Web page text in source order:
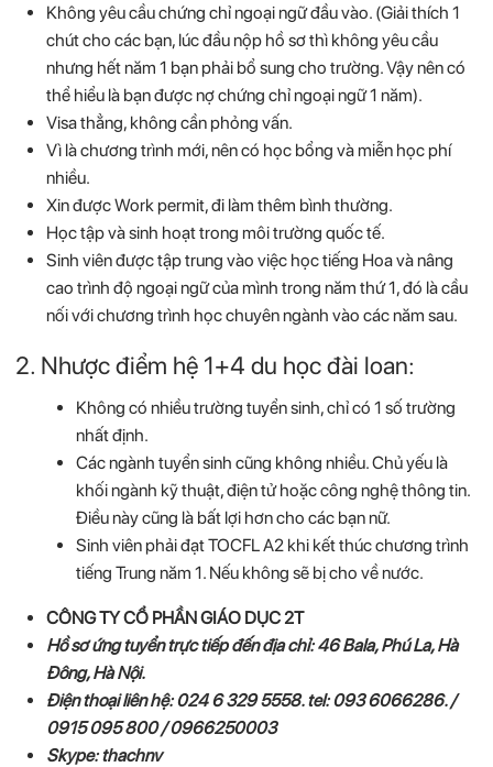
Không yêu cầu chứng chỉ ngoại ngữ đầu vào. (Giải thích 1
chút cho các bạn, lúc đầu nộp hồ sơ thì không yêu cầu
nhưng hết năm 1 bạn phải bổ sung cho trường. Vậy nên có
thể hiểu là bạn được nợ chứng chỉ ngoại ngữ 1 năm).
Visa thẳng, không cần phỏng vấn.
Vì là chương trình mới, nên có học bổng và miễn học phí
nhiều.
Xin được Work permit, đi làm thêm bình thường.
Học tập và sinh hoạt trong môi trường quốc tế.
Sinh viên được tập trung vào việc học tiếng Hoa và nâng
cao trình độ ngoại ngữ của mình trong năm thứ 1, đó là cầu
nối với chương trình học chuyên ngành vào các năm sau.
2. Nhược điểm hệ 1+4 du học đài loan:
Không có nhiều trường tuyển sinh, chỉ có 1 số trường
nhất định.
Các ngành tuyển sinh cũng không nhiều. Chủ yếu là
khối ngành kỹ thuật, điện tử hoặc công nghệ thông tin.
Điều này cũng là bất lợi hơn cho các bạn nữ.
Sinh viên phải đạt TOCFL A2 khi kết thúc chương trình
tiếng Trung năm 1. Nếu không sẽ bị cho về nước.
CÔNG TY CỔ PHẦN GIÁO DỤC 2T
Hồ sơ ứng tuyển trực tiếp đến địa chỉ: 46 Bala, Phú La, Hà
Đông, Hà Nội.
Điện thoại liên hệ: 024 6 329 5558. tel: 093 6066286. /
0915 095 800 / 0966250003
Skype: thachnv